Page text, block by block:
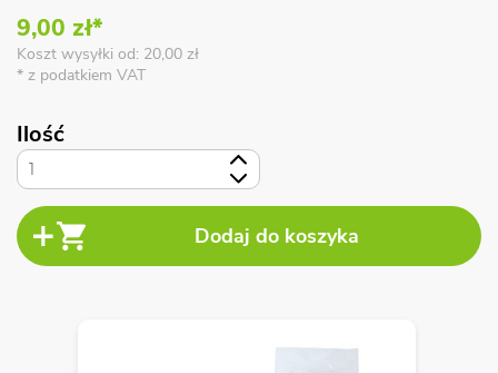
9,00 zł*
Koszt wysyłki od: 20,00 zł
* z podatkiem VAT
Ilość